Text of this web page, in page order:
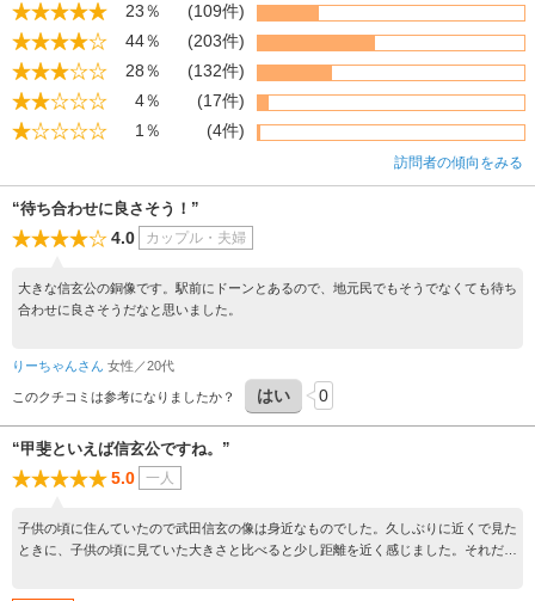
23％
(109件)
44％
(203件)
28％
(132件)
4％
(17件)
1％
(4件)
訪問者の傾向をみる
“待ち合わせに良さそう！”
4.0 カップル・夫婦
大きな信玄公の銅像です。駅前にドーンとあるので、地元民でもそうでなくても待ち
合わせに良さそうだなと思いました。
りーちゃんさん 女性／20代
このクチコミは参考になりましたか？ はい 0
“甲斐といえば信玄公ですね。”
5.0 一人
子供の頃に住んていたので武田信玄の像は身近なものでした。久しぶりに近くで見た
ときに、子供の頃に見ていた大きさと比べると少し距離を近く感じました。それだけ